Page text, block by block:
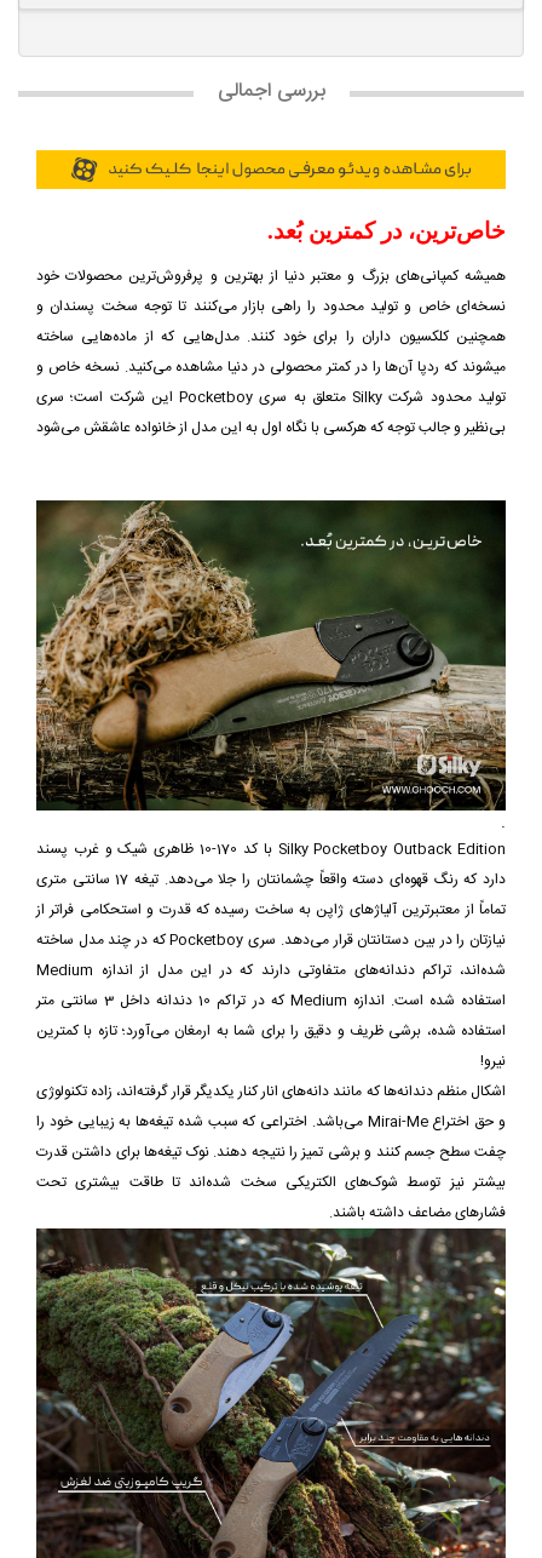
بررسی اجمالی
خاص‌ترین، در کمترین بُعد.
همیشه کمپانی‌های بزرگ و معتبر دنیا از بهترین و پرفروش‌ترین محصولات خود
نسخه‌ای خاص و تولید محدود را راهی بازار می‌کنند تا توجه سخت پسندان و
همچنین کلکسیون داران را برای خود کنند. مدل‌هایی که از ماده‌هایی ساخته
میشوند که ردپا آن‌ها را در کمتر محصولی در دنیا مشاهده می‌کنید. نسخه خاص و
تولید محدود شرکت Silky متعلق به سری Pocketboy این شرکت است؛ سری
بی‌نظیر و جالب توجه که هرکسی با نگاه اول به این مدل از خانواده عاشقش می‌شود
.
Silky Pocketboy Outback Edition با کد 170-10 ظاهری شیک و غرب پسند
دارد که رنگ قهوه‌ای دسته واقعاً چشمانتان را جلا می‌دهد. تیغه 17 سانتی متری
تماماً از معتبرترین آلیاژهای ژاپن به ساخت رسیده که قدرت و استحکامی فراتر از
نیازتان را در بین دستانتان قرار می‌دهد. سری Pocketboy که در چند مدل ساخته
شده‌اند، تراکم دندانه‌های متفاوتی دارند که در این مدل از اندازه Medium
استفاده شده است. اندازه Medium که در تراکم 10 دندانه داخل 3 سانتی متر
استفاده شده، برشی ظریف و دقیق را برای شما به ارمغان می‌آورد؛ تازه با کمترین
نیرو!
اشکال منظم دندانه‌ها که مانند دانه‌های انار کنار یکدیگر قرار گرفته‌اند، زاده تکنولوژی
و حق اختراع Mirai-Me می‌باشد. اختراعی که سبب شده تیغه‌ها به زیبایی خود را
چفت سطح جسم کنند و برشی تمیز را نتیجه دهند. نوک تیغه‌ها برای داشتن قدرت
بیشتر نیز توسط شوک‌های الکتریکی سخت شده‌اند تا طاقت بیشتری تحت
فشارهای مضاعف داشته باشند.